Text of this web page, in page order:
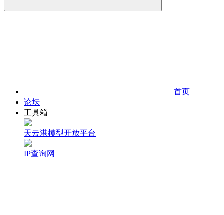
首页
论坛
工具箱
天云港模型开放平台
IP查询网